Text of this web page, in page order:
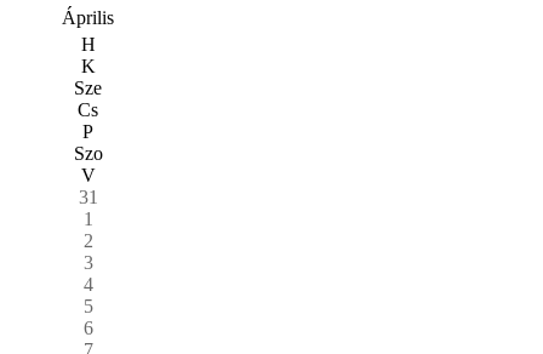
Április
H
K
Sze
Cs
P
Szo
V
31
1
2
3
4
5
6
7